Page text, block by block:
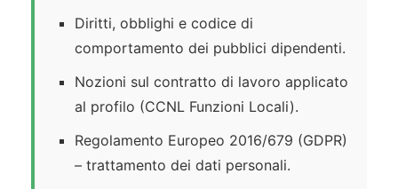
Diritti, obblighi e codice di
comportamento dei pubblici dipendenti.
Nozioni sul contratto di lavoro applicato
al profilo (CCNL Funzioni Locali).
Regolamento Europeo 2016/679 (GDPR)
– trattamento dei dati personali.